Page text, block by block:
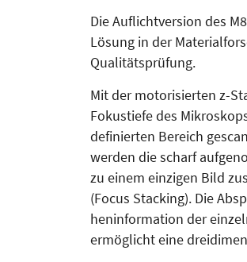
Die Auflichtversion des
Lösung in der
Qualitätsprü­fung.
Mit der motorisierten z-
Fokustiefe des
definierten Bereich
werden die scharf
zu einem einzi­gen Bild
(Focus Stack­ing). Die
heninformation der
ermöglicht eine